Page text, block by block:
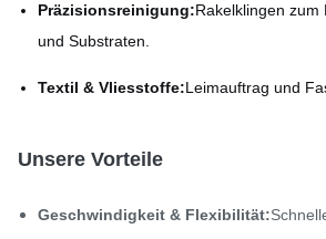
Präzisionsreinigung:Rakelklingen zum
und Substraten.
Textil & Vliesstoffe:Leimauftrag und
Unsere Vorteile
Geschwindigkeit & Flexibilität: